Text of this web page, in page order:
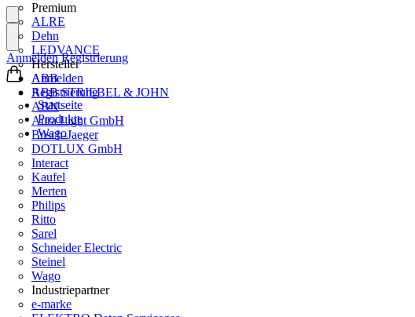
Premium
ALRE
Dehn
LEDVANCE
Hersteller
ABB
ABB STRIEBEL & JOHN
ABN
Aura Light GmbH
Busch-Jaeger
DOTLUX GmbH
Interact
Kaufel
Merten
Philips
Ritto
Sarel
Schneider Electric
Steinel
Wago
Industriepartner
e-marke
Anmelden
Registrierung
Anmelden Registrierung
Startseite
Produkte
Wago